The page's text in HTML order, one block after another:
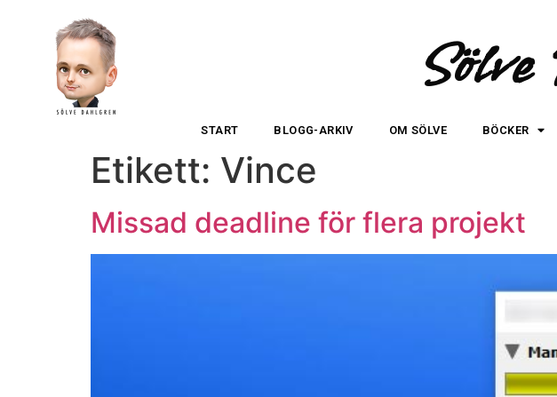
START BLOGG-ARKIV OM SÖLVE BÖCKER
Etikett: Vince
Missad deadline för flera projekt